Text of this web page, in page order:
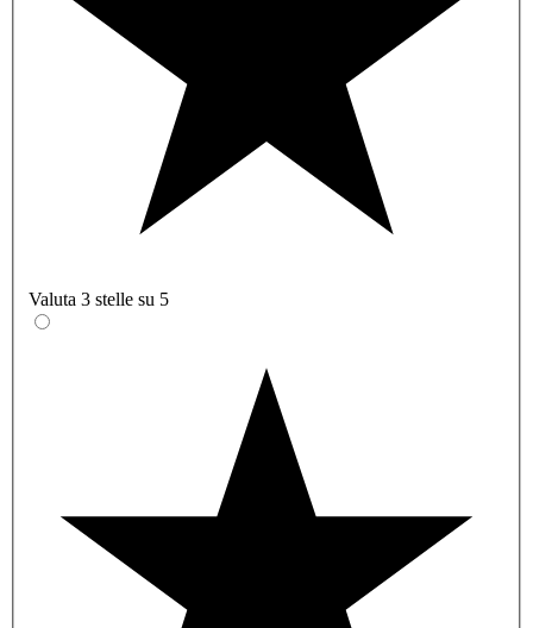
Valuta 3 stelle su 5